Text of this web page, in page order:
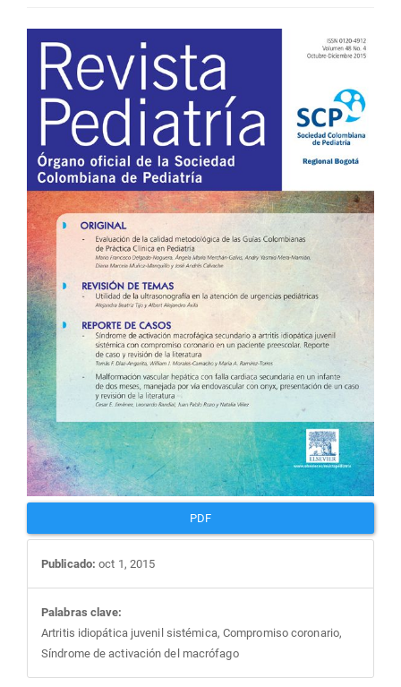
Barra
lateral
del
artículo
PDF
Publicado: oct 1, 2015
Palabras clave:
Artritis idiopática juvenil sistémica, Compromiso coronario,
Síndrome de activación del macrófago